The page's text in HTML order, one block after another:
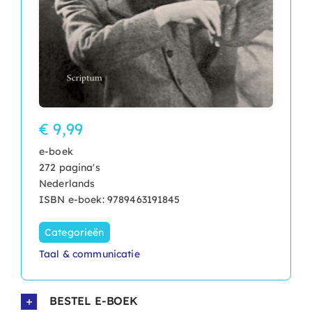
€ 9,99
e-boek
272 pagina's
Nederlands
ISBN e-boek: 9789463191845
Categorieën
Taal & communicatie
BESTEL E-BOEK